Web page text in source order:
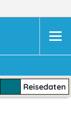
Reisedaten